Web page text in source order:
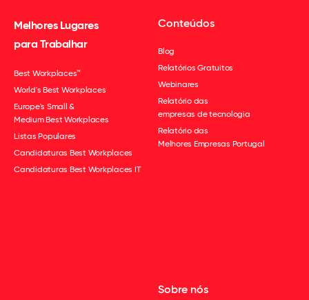
Melhores Lugares
para Trabalhar
Best Workplaces™
World's Best Workplaces
Europe's Small &
Medium Best Workplaces
Listas Populares
Candidaturas Best Workplaces
Candidaturas Best Workplaces IT
Conteúdos
Blog
Relatórios Gratuitos
Webinares
Relatório das
empresas de tecnologia
Relatório das
Melhores Empresas Portugal
Sobre nós